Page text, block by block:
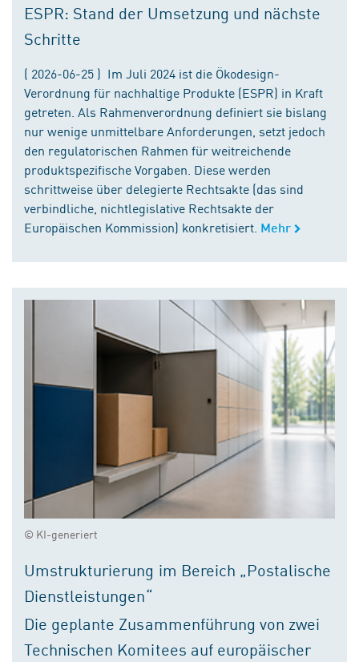
ESPR: Stand der Umsetzung und nächste
Schritte
( 2026-06-25 ) Im Juli 2024 ist die Ökodesign-
Verordnung für nachhaltige Produkte (ESPR) in Kraft
getreten. Als Rahmenverordnung definiert sie bislang
nur wenige unmittelbare Anforderungen, setzt jedoch
den regulatorischen Rahmen für weitreichende
produktspezifische Vorgaben. Diese werden
schrittweise über delegierte Rechtsakte (das sind
verbindliche, nichtlegislative Rechtsakte der
Europäischen Kommission) konkretisiert. Mehr
© KI-generiert
Umstrukturierung im Bereich „Postalische
Dienstleistungen“
Die geplante Zusammenführung von zwei
Technischen Komitees auf europäischer